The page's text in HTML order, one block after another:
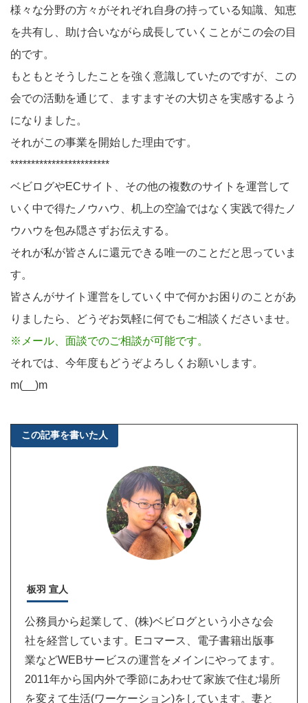
様々な分野の方々がそれぞれ自身の持っている知識、知恵
を共有し、助け合いながら成長していくことがこの会の目
的です。
もともとそうしたことを強く意識していたのですが、この
会での活動を通じて、ますますその大切さを実感するよう
になりました。
それがこの事業を開始した理由です。
************************
ベビログやECサイト、その他の複数のサイトを運営して
いく中で得たノウハウ、机上の空論ではなく実践で得たノ
ウハウを包み隠さずお伝えする。
それが私が皆さんに還元できる唯一のことだと思っていま
す。
皆さんがサイト運営をしていく中で何かお困りのことがあ
りましたら、どうぞお気軽に何でもご相談くださいませ。
※メール、面談でのご相談が可能です。
それでは、今年度もどうぞよろしくお願いします。
m(__)m
この記事を書いた人
板羽 宣人
公務員から起業して、(株)ベビログという小さな会
社を経営しています。Eコマース、電子書籍出版事
業などWEBサービスの運営をメインにやってます。
2011年から国内外で季節にあわせて家族で住む場所
を変えて生活(ワーケーション)をしています。妻と